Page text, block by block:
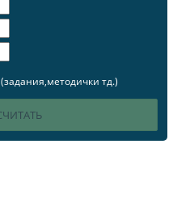
(задания,методички тд.)